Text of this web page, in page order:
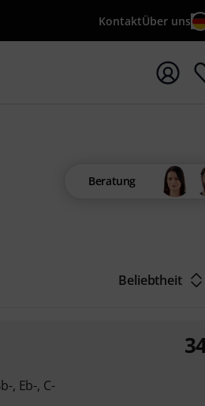
KontaktÜber uns
{searchTerm} starten
Beratung
Beliebtheit
, Eb-, C-